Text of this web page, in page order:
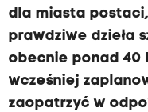
dla miasta
prawdziwe dzieła
obecnie ponad 40
wcześniej
zaopatrzyć w